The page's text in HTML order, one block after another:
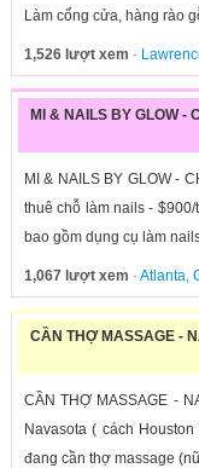
Làm cổng cửa, hàng rào
1,526 lượt xem ·
MI & NAILS BY GLOW -
MI & NAILS BY GLOW -
thuê chỗ làm nails -
bao gồm dụng cụ làm
1,067 lượt xem · Atlanta,
CẦN THỢ MASSAGE -
CẦN THỢ MASSAGE -
Navasota ( cách
đang cần thợ massage